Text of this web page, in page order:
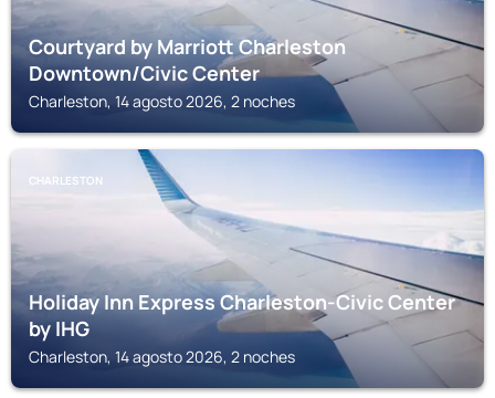
Courtyard by Marriott Charleston
Downtown/Civic Center
Charleston, 14 agosto 2026, 2 noches
CHARLESTON
Holiday Inn Express Charleston-Civic Center
by IHG
Charleston, 14 agosto 2026, 2 noches